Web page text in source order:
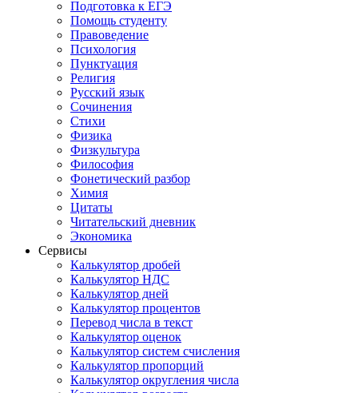
Подготовка к ЕГЭ
Помощь студенту
Правоведение
Психология
Пунктуация
Религия
Русский язык
Сочинения
Стихи
Физика
Физкультура
Философия
Фонетический разбор
Химия
Цитаты
Читательский дневник
Экономика
Сервисы
Калькулятор дробей
Калькулятор НДС
Калькулятор дней
Калькулятор процентов
Перевод числа в текст
Калькулятор оценок
Калькулятор систем счисления
Калькулятор пропорций
Калькулятор округления числа